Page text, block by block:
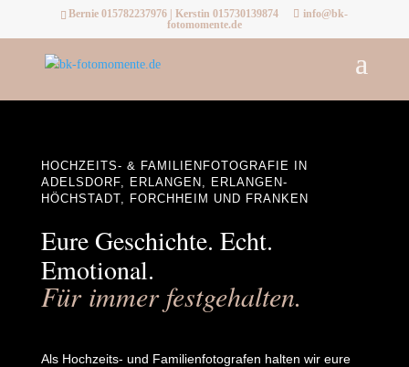
Bernie 015782237976 | Kerstin 015730139874
info@bk-
fotomomente.de
HOCHZEITS- & FAMILIENFOTOGRAFIE IN
ADELSDORF, ERLANGEN, ERLANGEN-
HÖCHSTADT, FORCHHEIM UND FRANKEN
Eure Geschichte. Echt.
Emotional.
Für immer festgehalten.
Als Hochzeits- und Familienfotografen halten wir eure